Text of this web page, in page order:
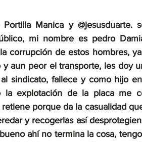
Manica y @jesusduarte.
mi nombre es pedro
corrupción de estos hombres,
aun peor el transporte, les doy
sindicato, fallece y como hijo
la explotación de la placa me
porque da la casualidad
y recogerlas así
ahí no termina la cosa,